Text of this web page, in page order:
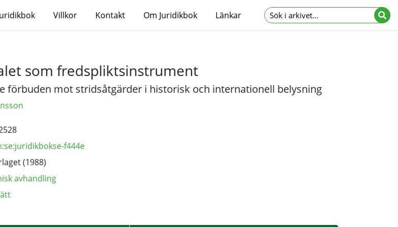
Villkor Kontakt Om Juridikbok Länkar
som fredspliktsinstrument
förbuden mot stridsåtgärder i historisk och internationell belysning
f444e
(1988)
avhandling